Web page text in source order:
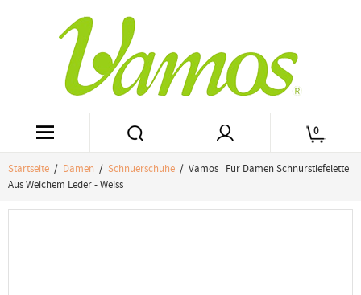
0
Startseite / Damen / Schnuerschuhe / Vamos | Fur Damen Schnurstiefelette
Aus Weichem Leder - Weiss